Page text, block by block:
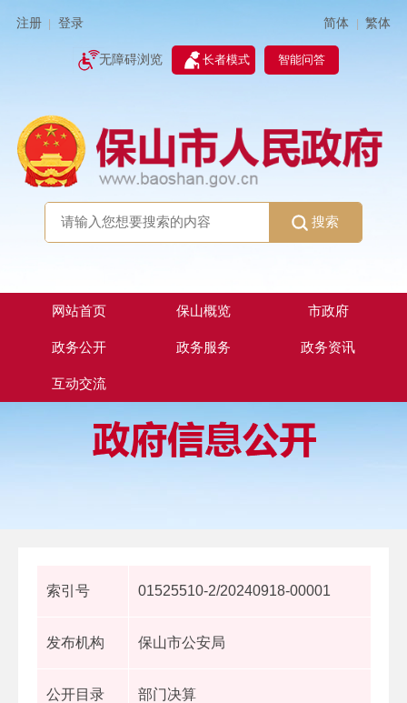
注册 登录 简体 | 繁体
无障碍浏览 长者模式 智能问答
搜索
网站首页 保山概览 市政府
政务公开 政务服务 政务资讯
互动交流
索引号 01525510-2/20240918-00001
发布机构 保山市公安局
公开目录 部门决算